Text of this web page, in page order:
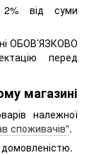
2% від суми
ОБОВ’ЯЗКОВО
перед
магазині
належної
споживачів".